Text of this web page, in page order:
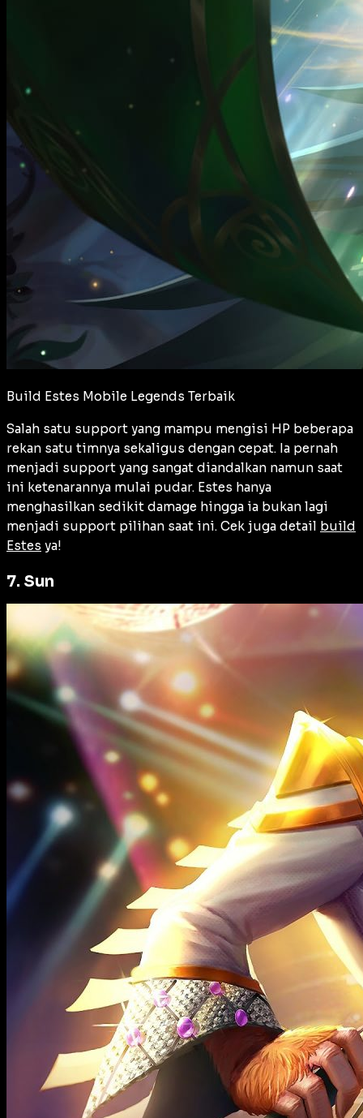
Build Estes Mobile Legends Terbaik
Salah satu support yang mampu mengisi HP beberapa
rekan satu timnya sekaligus dengan cepat. Ia pernah
menjadi support yang sangat diandalkan namun saat
ini ketenarannya mulai pudar. Estes hanya
menghasilkan sedikit damage hingga ia bukan lagi
menjadi support pilihan saat ini. Cek juga detail build
Estes ya!
7. Sun